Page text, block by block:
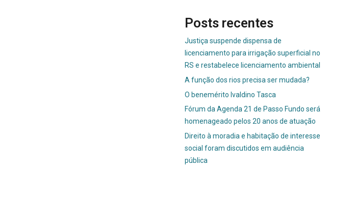
Posts recentes
Justiça suspende dispensa de
licenciamento para irrigação superficial no
RS e restabelece licenciamento ambiental
A função dos rios precisa ser mudada?
O benemérito Ivaldino Tasca
Fórum da Agenda 21 de Passo Fundo será
homenageado pelos 20 anos de atuação
Direito à moradia e habitação de interesse
social foram discutidos em audiência
pública